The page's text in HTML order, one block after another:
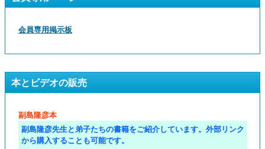
会員専用掲示板
本とビデオの販売
副島隆彦本
副島隆彦先生と弟子たちの書籍をご紹介しています。外部リンク
から購入することも可能です。